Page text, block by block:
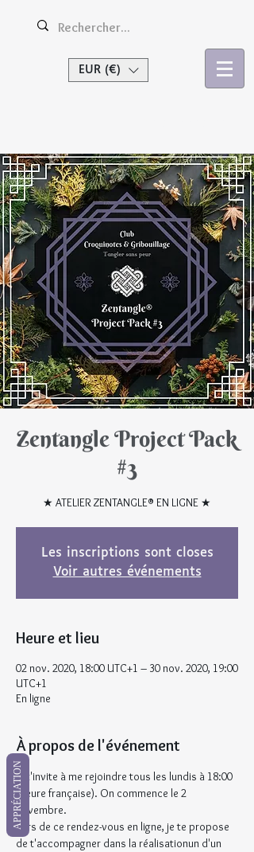
EUR (€)
Zentangle Project Pack
#3
★ ATELIER ZENTANGLE® EN LIGNE ★
Les inscriptions sont closes
Voir autres événements
Heure et lieu
02 nov. 2020, 18:00 UTC+1 – 30 nov. 2020, 19:00
UTC+1
En ligne
À propos de l'événement
Je t'invite à me rejoindre tous les lundis à 18:00
(heure française). On commence le 2
novembre.
Lors de ce rendez-vous en ligne, je te propose
de t'accompagner dans la réalisationun d'un
APPRÉCIATION